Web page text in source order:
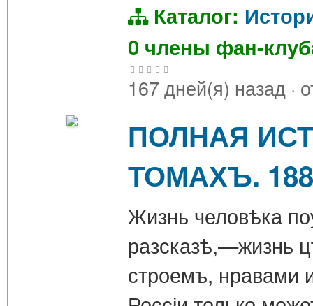
Каталог:
0 члены фан-
167 дней(я) назад ·
ПОЛНАЯ
ТОМАХЪ.
Жизнь человѣка
разсказѣ,—жизнь
строемъ, нравами